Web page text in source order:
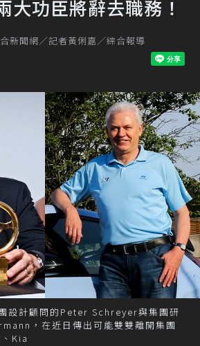
功臣將辭去職務！
新聞網／記者黃俐嘉／綜合報導
設計顧問的Peter Schreyer與集團研
，在近日傳出可能雙雙離開集團
Kia